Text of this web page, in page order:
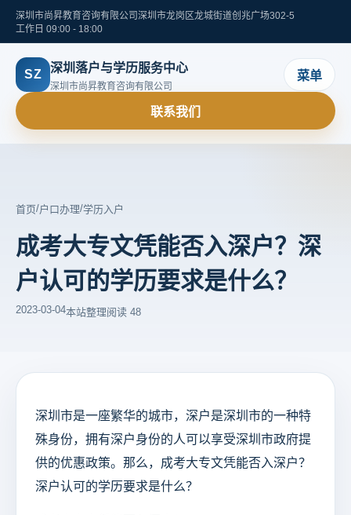
深圳市尚昇教育咨询有限公司 深圳市龙岗区龙城街道创兆广场302-5
工作日 09:00 - 18:00
SZ 深圳落户与学历服务中心
深圳市尚昇教育咨询有限公司
菜单
联系我们
首页/户口办理/学历入户
成考大专文凭能否入深户？深
户认可的学历要求是什么？
2023-03-04本站整理阅读 48
深圳市是一座繁华的城市，深户是深圳市的一种特
殊身份，拥有深户身份的人可以享受深圳市政府提
供的优惠政策。那么，成考大专文凭能否入深户？
深户认可的学历要求是什么？